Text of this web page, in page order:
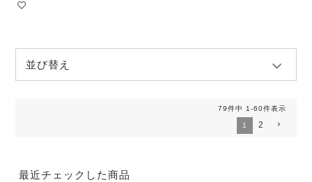
並び替え
79件中 1-60件表示
1 2
最近チェックした商品